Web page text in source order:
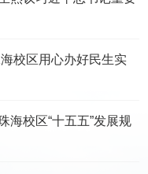
校区用心办好民生实
海校区“十五五”发展规